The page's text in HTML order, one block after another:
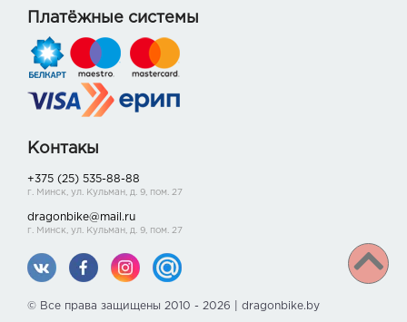
Платёжные системы
Контакы
+375 (25) 535-88-88
г. Минск, ул. Кульман, д. 9, пом. 27
dragonbike@mail.ru
г. Минск, ул. Кульман, д. 9, пом. 27
© Все права защищены 2010 - 2026 | dragonbike.by